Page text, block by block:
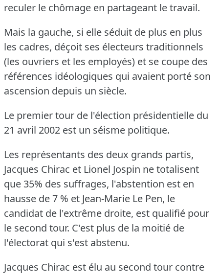
reculer le chômage en partageant le travail.
Mais la gauche, si elle séduit de plus en plus
les cadres, déçoit ses électeurs traditionnels
(les ouvriers et les employés) et se coupe des
références idéologiques qui avaient porté son
ascension depuis un siècle.
Le premier tour de l'élection présidentielle du
21 avril 2002 est un séisme politique.
Les représentants des deux grands partis,
Jacques Chirac et Lionel Jospin ne totalisent
que 35% des suffrages, l'abstention est en
hausse de 7 % et Jean-Marie Le Pen, le
candidat de l'extrême droite, est qualifié pour
le second tour. C'est plus de la moitié de
l'électorat qui s'est abstenu.
Jacques Chirac est élu au second tour contre